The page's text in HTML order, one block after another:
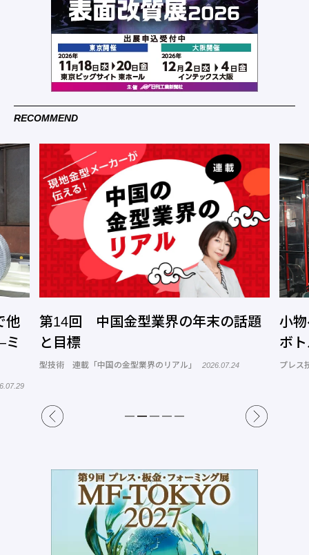
RECOMMEND
他
ミ
第14回 中国金型業界の年末の話題
と目標
型技術 連載「中国の金型業界のリアル」 2026.07.24
小
ボ
プレス